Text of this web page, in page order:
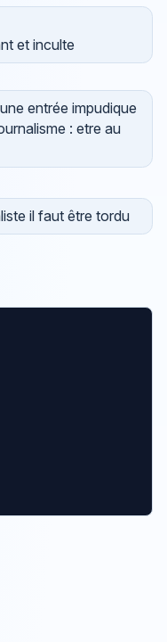
et inculte
entrée impudique
: etre au
il faut être tordu